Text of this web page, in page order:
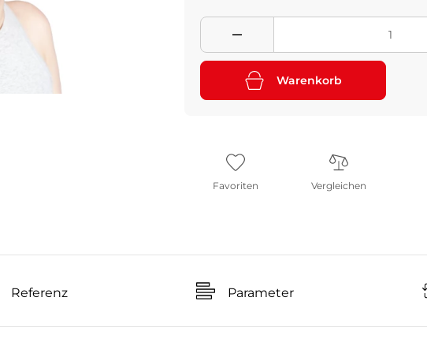
Warenkorb
Favoriten Vergleichen
Referenz Parameter